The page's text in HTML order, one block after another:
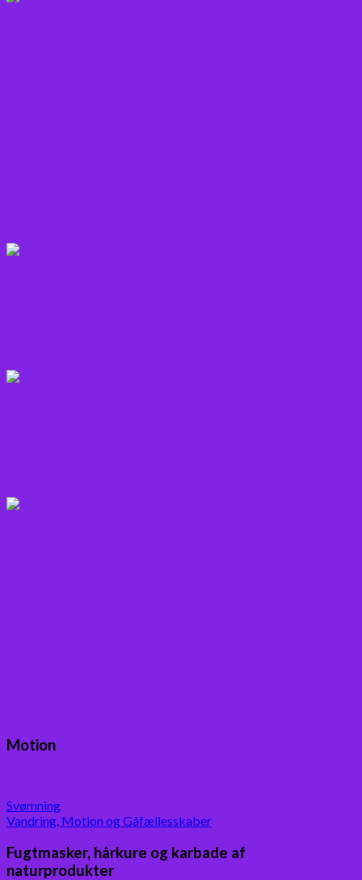
Motion
Svømning
Vandring, Motion og Gåfællesskaber
Fugtmasker, hårkure og karbade af
naturprodukter